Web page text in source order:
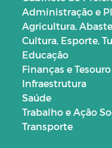
Administração e
Agricultura,
Cultura, Esporte,
Educação
Finanças e Tesouro
Infraestrutura
Saúde
Trabalho e Ação
Transporte